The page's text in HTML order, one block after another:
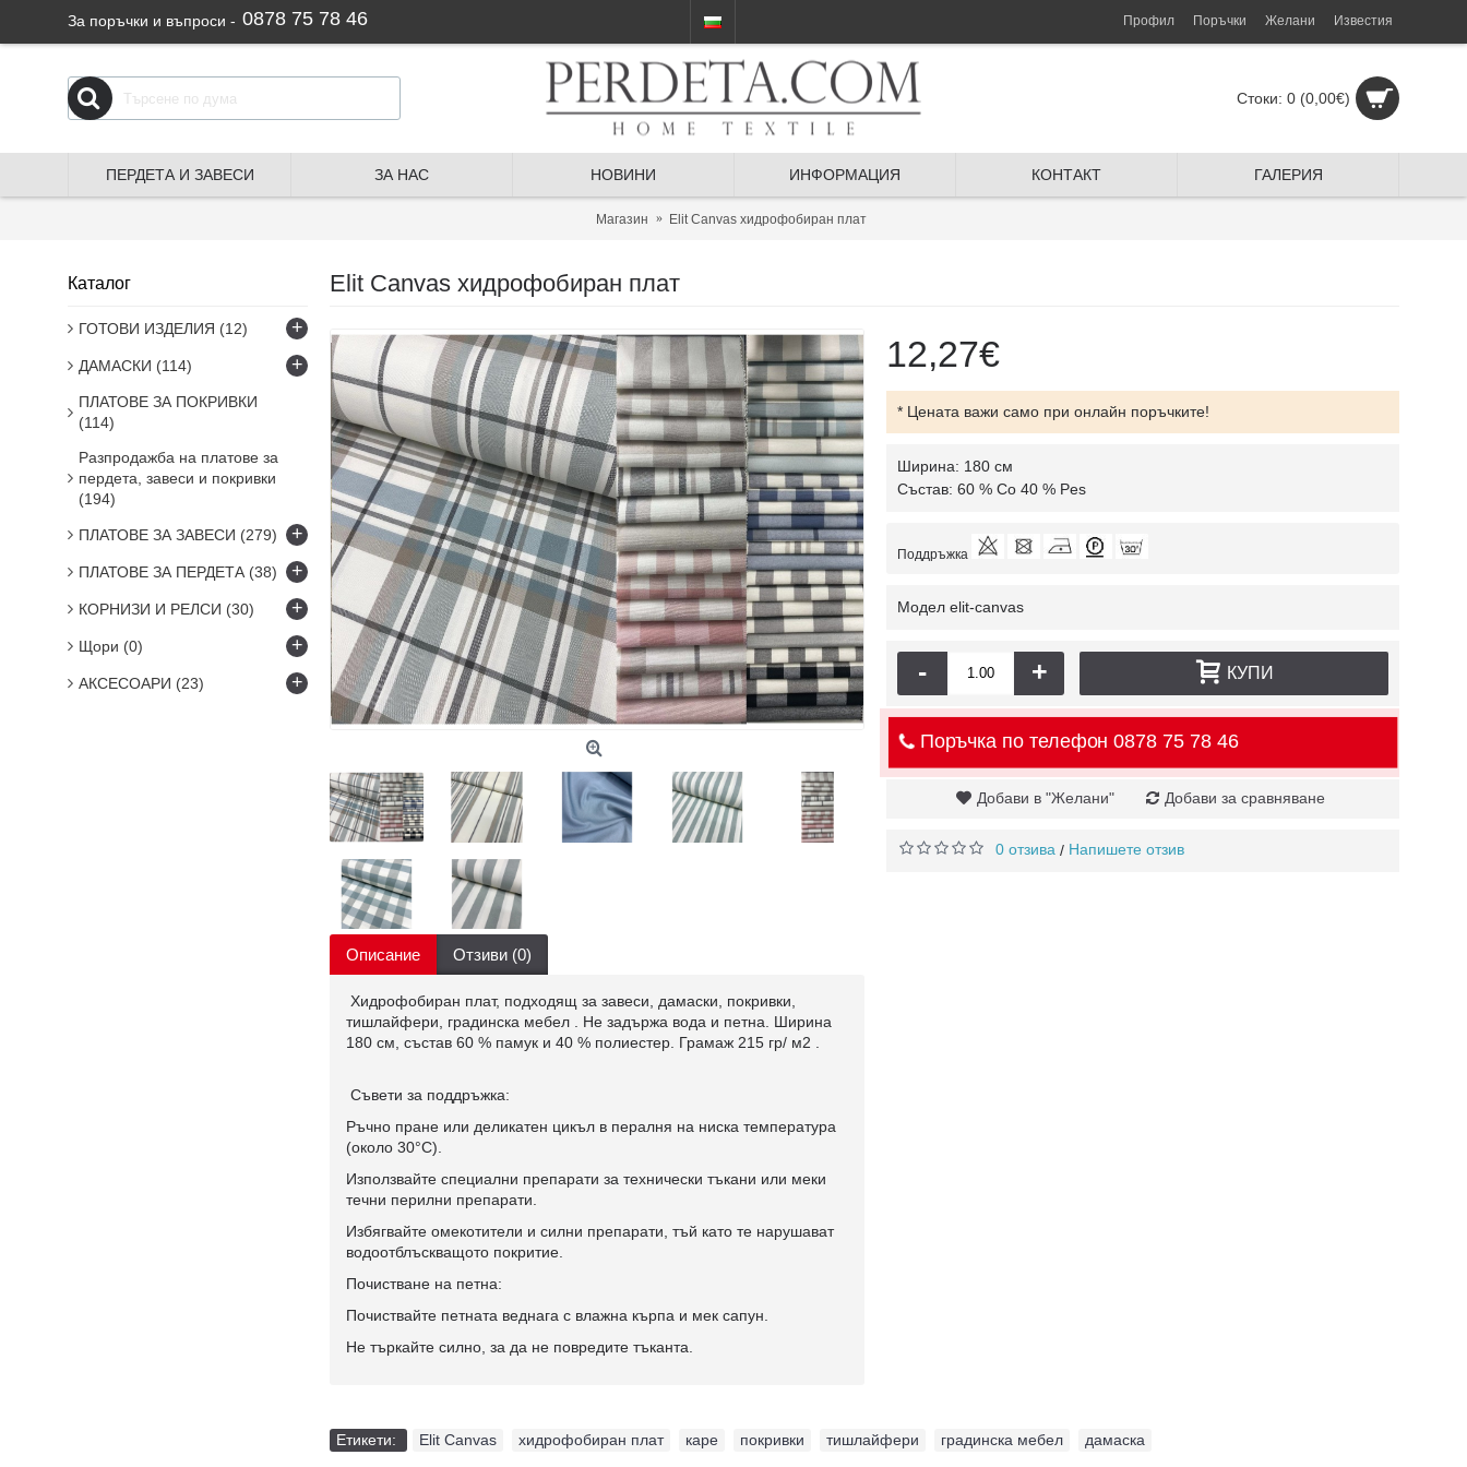
За поръчки и въпроси - 0878 75 78 46 Профил Поръчки Желани Известия
Стоки: 0 (0,00€)
ПЕРДЕТА И ЗАВЕСИ ЗА НАС НОВИНИ ИНФОРМАЦИЯ КОНТАКТ ГАЛЕРИЯ
Магазин Elit Canvas хидрофобиран плат
Каталог
ГОТОВИ ИЗДЕЛИЯ (12) +
ДАМАСКИ (114) +
ПЛАТОВЕ ЗА ПОКРИВКИ
(114)
Разпродажба на платове за
пердета, завеси и покривки
(194)
ПЛАТОВЕ ЗА ЗАВЕСИ (279) +
ПЛАТОВЕ ЗА ПЕРДЕТА (38) +
КОРНИЗИ И РЕЛСИ (30) +
Щори (0) +
АКСЕСОАРИ (23) +
Elit Canvas хидрофобиран плат
Описание Отзиви (0)
Хидрофобиран плат, подходящ за завеси, дамаски, покривки,
тишлайфери, градинска мебел . Не задържа вода и петна. Ширина
180 см, състав 60 % памук и 40 % полиестер. Грамаж 215 гр/ м2 .
Съвети за поддръжка:
Ръчно пране или деликатен цикъл в пералня на ниска температура
(около 30°C).
Използвайте специални препарати за технически тъкани или меки
течни перилни препарати.
Избягвайте омекотители и силни препарати, тъй като те нарушават
водоотблъскващото покритие.
Почистване на петна:
Почиствайте петната веднага с влажна кърпа и мек сапун.
Не търкайте силно, за да не повредите тъканта.
12,27€
* Цената важи само при онлайн поръчките!
Ширина: 180 см
Състав: 60 % Co 40 % Pes
Поддръжка
Модел elit-canvas
- + КУПИ
Поръчка по телефон0878 75 78 46
Добави в "Желани" Добави за сравняване
0 отзива / Напишете отзив
Етикети: Elit Canvas хидрофобиран плат каре покривки тишлайфери градинска мебел дамаска